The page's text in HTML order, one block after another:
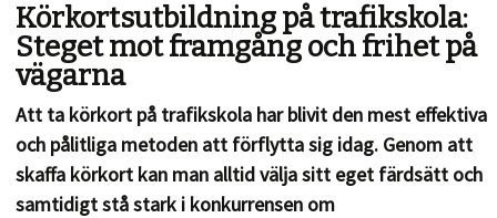
Körkortsutbildning på trafikskola:
Steget mot framgång och frihet på
vägarna
Att ta körkort på trafikskola har blivit den mest effektiva
och pålitliga metoden att förflytta sig idag. Genom att
skaffa körkort kan man alltid välja sitt eget färdsätt och
samtidigt stå stark i konkurrensen om